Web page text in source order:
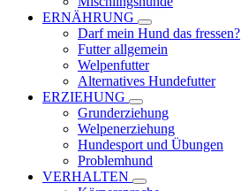
ERNÄHRUNG
Darf mein Hund das fressen?
Futter allgemein
Welpenfutter
Alternatives Hundefutter
ERZIEHUNG
Grunderziehung
Welpenerziehung
Hundesport und Übungen
Problemhund
VERHALTEN